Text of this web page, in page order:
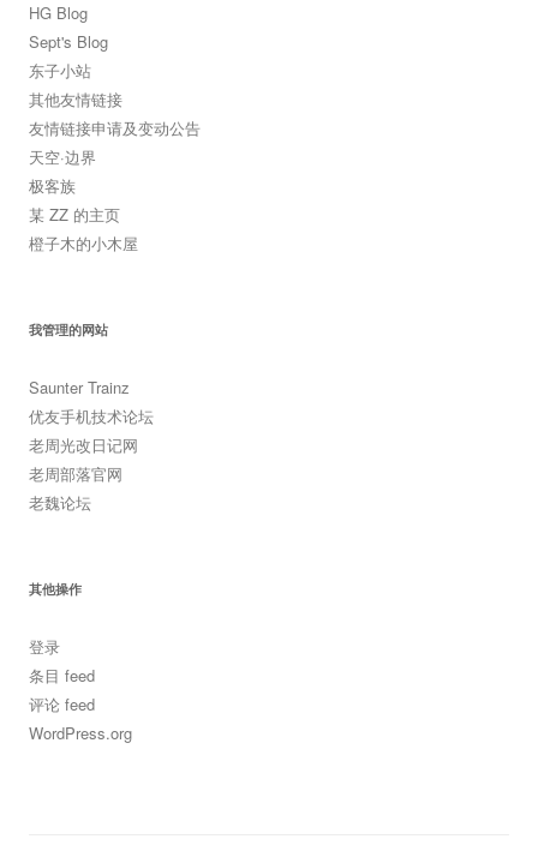
HG Blog
Sept's Blog
东子小站
其他友情链接
友情链接申请及变动公告
天空·边界
极客族
某 ZZ 的主页
橙子木的小木屋
我管理的网站
Saunter Trainz
优友手机技术论坛
老周光改日记网
老周部落官网
老魏论坛
其他操作
登录
条目 feed
评论 feed
WordPress.org